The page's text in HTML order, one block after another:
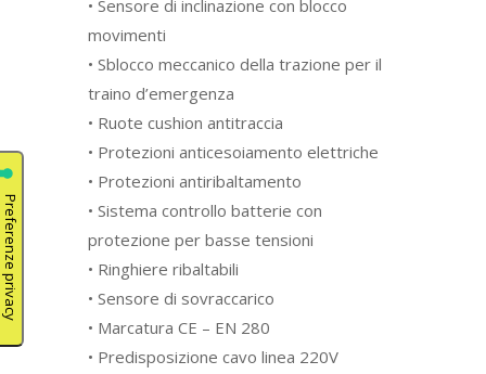
• Sensore di inclinazione con blocco
movimenti
• Sblocco meccanico della trazione per il
traino d’emergenza
• Ruote cushion antitraccia
• Protezioni anticesoiamento elettriche
• Protezioni antiribaltamento
• Sistema controllo batterie con
protezione per basse tensioni
• Ringhiere ribaltabili
• Sensore di sovraccarico
• Marcatura CE – EN 280
• Predisposizione cavo linea 220V